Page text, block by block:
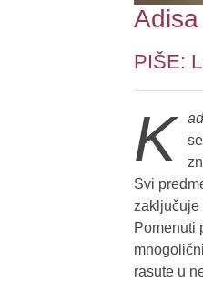
PIŠE:
K
Svi
zaključuje
Pomenuti
rasute u